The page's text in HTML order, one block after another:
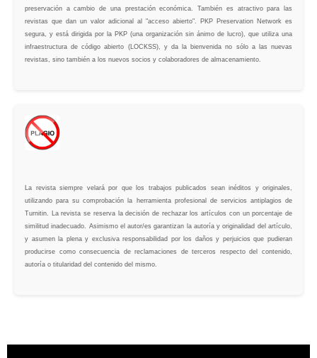
preservación a cambio de una prestación económica. También es atractivo para las
revistas que dan un valor adicional al "acceso abierto". PKP Preservation Network es
segura, y está dirigida por la PKP (una organización sin ánimo de lucro), que utiliza una
infraestructura de código abierto (LOCKSS), y da la bienvenida no sólo a las nuevas
revistas, sino también a los nuevos socios y colaboradores de almacenamiento.
La revista siempre velará por que los trabajos publicados sean inéditos y originales,
utilizando para su comprobación la herramienta profesional de servicios antiplagios de
Turnitin. La revista se reserva la decisión de rechazar los artículos con un porcentaje de
similitud inadecuado. Asimismo el autor/es garantizan la autoría y originalidad del artículo,
y asumen la plena y exclusiva responsabilidad por los daños y perjuicios que pudieran
producirse como consecuencia de reclamaciones de terceros respecto del contenido,
autoría o titularidad del contenido del mismo.